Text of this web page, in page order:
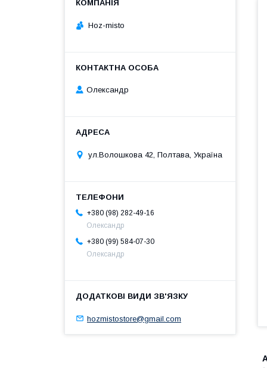
Hoz-misto
Олександр
ул.Волошкова 42, Полтава, Україна
+380 (98) 282-49-16
Олександр
+380 (99) 584-07-30
Олександр
hozmistostore@gmail.com